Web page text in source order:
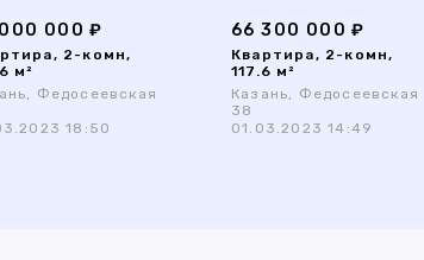
000 ₽
2-комн,
м²
Федосеевская
18:50
66 300 000 ₽
Квартира, 2-комн,
117.6 м²
Казань, Федосеевская
38
01.03.2023 14:49